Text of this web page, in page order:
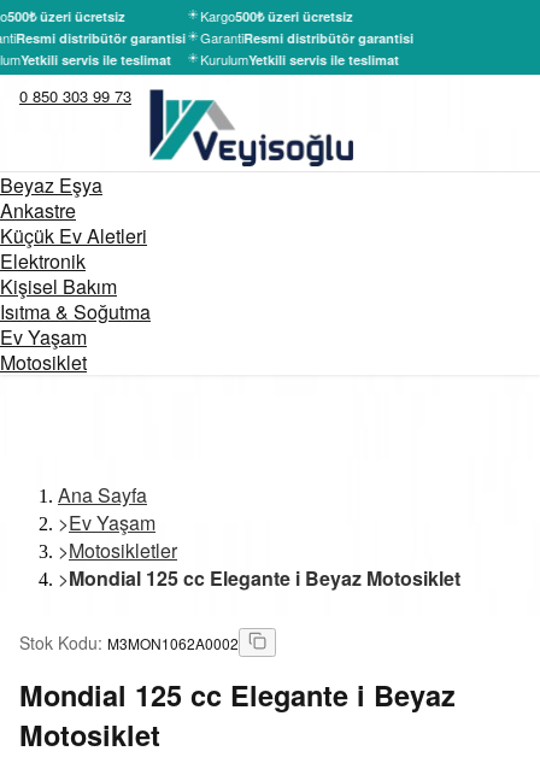
500₺ üzeri ücretsiz
Resmi distribütör garantisi
Yetkili servis ile teslimat
Kargo500₺ üzeri ücretsiz
GarantiResmi distribütör garantisi
KurulumYetkili servis ile teslimat
0 850 303 99 73
Beyaz Eşya
Ankastre
Küçük Ev Aletleri
Elektronik
Kişisel Bakım
Isıtma & Soğutma
Ev Yaşam
Motosiklet
Ana Sayfa
>Ev Yaşam
>Motosikletler
>Mondial 125 cc Elegante i Beyaz Motosiklet
Stok Kodu: M3MON1062A0002
Mondial 125 cc Elegante i Beyaz
Motosiklet